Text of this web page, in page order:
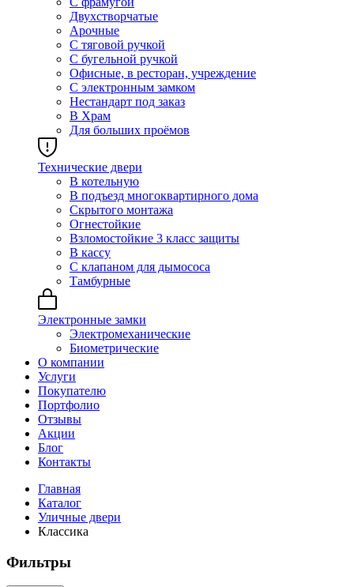
Двухстворчатые
Арочные
С тяговой ручкой
С бугельной ручкой
Офисные, в ресторан, учреждение
С электронным замком
Нестандарт под заказ
В Храм
Для больших проёмов
Технические двери
В котельную
В подъезд многоквартирного дома
Скрытого монтажа
Огнестойкие
Взломостойкие 3 класс защиты
В кассу
С клапаном для дымососа
Тамбурные
Электронные замки
Электромеханические
Биометрические
О компании
Услуги
Покупателю
Портфолио
Отзывы
Акции
Блог
Контакты
Главная
Каталог
Уличные двери
Классика
Фильтры